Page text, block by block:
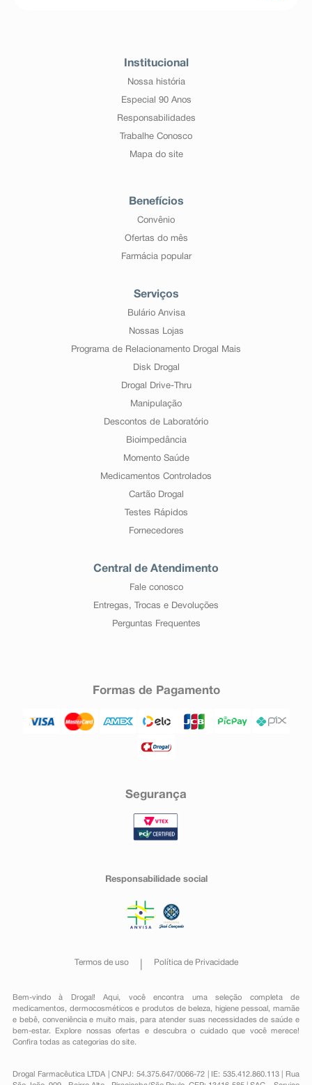
Institucional
Nossa história
Especial 90 Anos
Responsabilidades
Trabalhe Conosco
Mapa do site
Benefícios
Convênio
Ofertas do mês
Farmácia popular
Serviços
Bulário Anvisa
Nossas Lojas
Programa de Relacionamento Drogal Mais
Disk Drogal
Drogal Drive-Thru
Manipulação
Descontos de Laboratório
Bioimpedância
Momento Saúde
Medicamentos Controlados
Cartão Drogal
Testes Rápidos
Fornecedores
Central de Atendimento
Fale conosco
Entregas, Trocas e Devoluções
Perguntas Frequentes
Formas de Pagamento
Segurança
Responsabilidade social
Termos de uso Política de Privacidade
Bem-vindo à Drogal! Aqui, você encontra uma seleção completa de
medicamentos , dermocosméticos e produtos de beleza, higiene pessoal ,mamãe
e bebê, conveniênciae muito mais, para atender suas necessidades de saúde e
bem-estar. Explore nossas ofertas e descubra o cuidado que você merece!
Confira todas as categorias do site.
Drogal Farmacêutica LTDA | CNPJ: 54.375.647/0066-72 | IE: 535.412.860.113 | Rua